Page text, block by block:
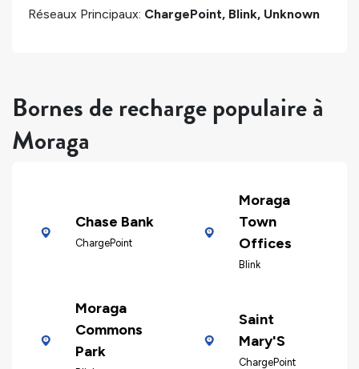
Réseaux Principaux: ChargePoint, Blink, Unknown
Bornes de recharge populaire à
Moraga
Chase Bank
ChargePoint
Moraga
Town
Offices
Blink
Moraga
Commons
Park
Saint
Mary'S
ChargePoint